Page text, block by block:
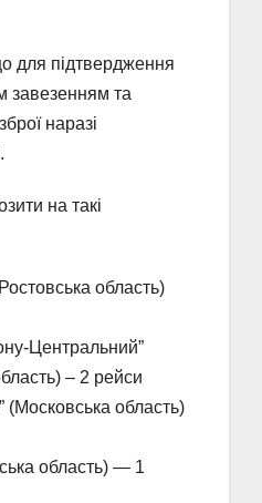
для підтвердження
завезенням та
наразі
на такі
область)
Центральний”
– 2 рейси
(Московська область)
область) — 1